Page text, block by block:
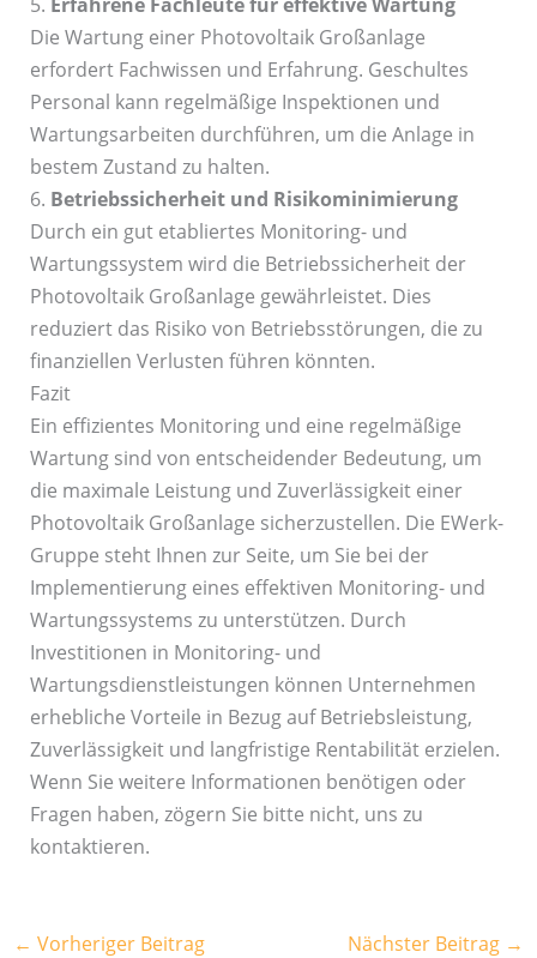
Die Wartung einer Photovoltaik Großanlage
erfordert Fachwissen und Erfahrung. Geschultes
Personal kann regelmäßige Inspektionen und
Wartungsarbeiten durchführen, um die Anlage in
bestem Zustand zu halten.
6. Betriebssicherheit und Risikominimierung
Durch ein gut etabliertes Monitoring- und
Wartungssystem wird die Betriebssicherheit der
Photovoltaik Großanlage gewährleistet. Dies
reduziert das Risiko von Betriebsstörungen, die zu
finanziellen Verlusten führen könnten.
Fazit
Ein effizientes Monitoring und eine regelmäßige
Wartung sind von entscheidender Bedeutung, um
die maximale Leistung und Zuverlässigkeit einer
Photovoltaik Großanlage sicherzustellen. Die EWerk-
Gruppe steht Ihnen zur Seite, um Sie bei der
Implementierung eines effektiven Monitoring- und
Wartungssystems zu unterstützen. Durch
Investitionen in Monitoring- und
Wartungsdienstleistungen können Unternehmen
erhebliche Vorteile in Bezug auf Betriebsleistung,
Zuverlässigkeit und langfristige Rentabilität erzielen.
Wenn Sie weitere Informationen benötigen oder
Fragen haben, zögern Sie bitte nicht, uns zu
kontaktieren.
← Vorheriger Beitrag Nächster Beitrag →